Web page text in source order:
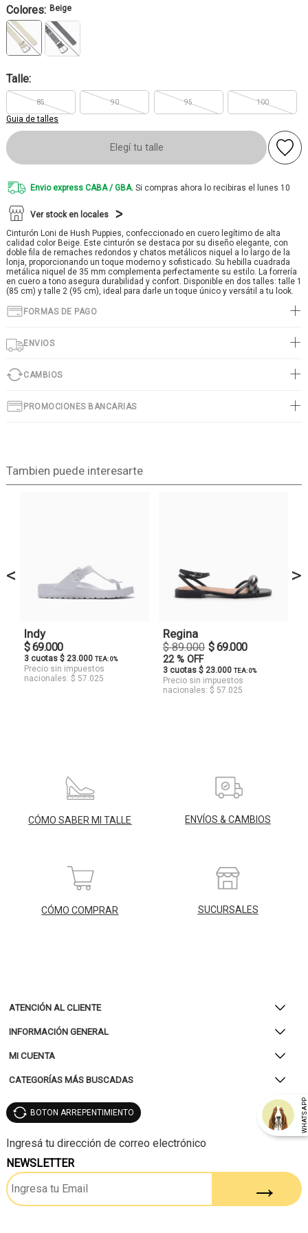
Colores: Beige
Talle:
Guia de talles
85 90 95 100
Elegí tu talle
Envio express CABA / GBA. Si compras ahora lo recibiras el lunes 10
Ver stock en locales
Cinturón Loni de Hush Puppies, confeccionado en cuero legítimo de alta
calidad color Beige. Este cinturón se destaca por su diseño elegante, con
doble fila de remaches redondos y chatos metálicos niquel a lo largo de la
lonja, proporcionando un toque moderno y sofisticado. Su hebilla cuadrada
metálica niquel de 35 mm complementa perfectamente su estilo. La forrería
en cuero a tono asegura durabilidad y confort. Disponible en dos talles: talle 1
(85 cm) y talle 2 (95 cm), ideal para darle un toque único y versátil a tu look.
FORMAS DE PAGO
ENVIOS
CAMBIOS
PROMOCIONES BANCARIAS
Tambien puede interesarte
<
Indy
$ 69.000
3 cuotas $ 23.000 TEA: 0%
Precio sin impuestos
nacionales: $ 57.025
Regina
$ 89.000 $ 69.000
22 % OFF
3 cuotas $ 23.000 TEA: 0%
Precio sin impuestos
nacionales: $ 57.025
>
CÓMO SABER MI TALLE ENVÍOS & CAMBIOS
CÓMO COMPRAR SUCURSALES
ATENCIÓN AL CLIENTE
INFORMACIÓN GENERAL
MI CUENTA
CATEGORÍAS MÁS BUSCADAS
WHATSAPP
BOTON ARREPENTIMIENTO
NEWSLETTER